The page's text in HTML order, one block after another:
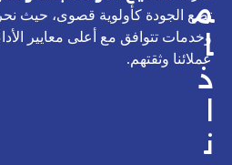
م
ا
ذ
ن
تضع الجودة كأولوية قصوى، حيث
وخدمات تتوافق مع أعلى معايير
عملائنا وثقتهم.